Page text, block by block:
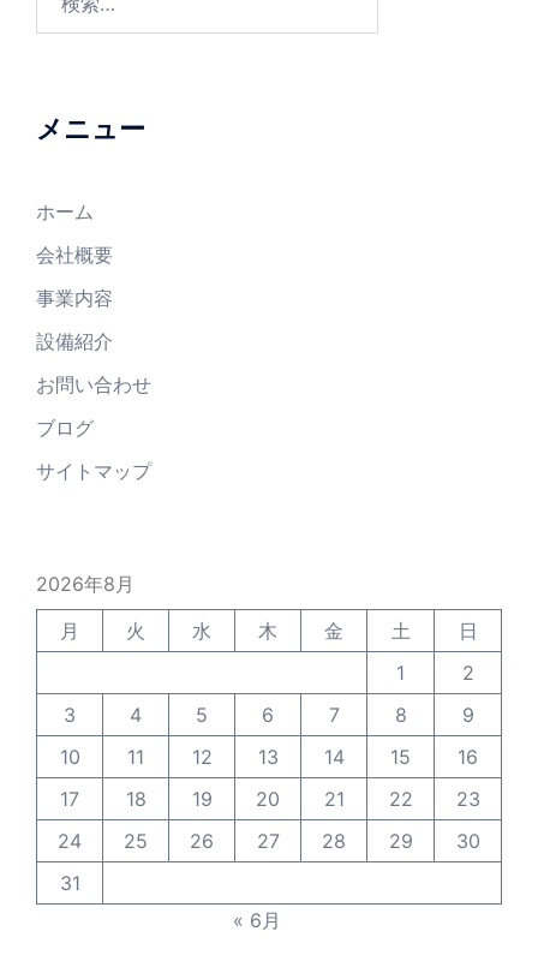
メニュー
ホーム
会社概要
事業内容
設備紹介
お問い合わせ
ブログ
サイトマップ
2026年8月
月
火 水 木 金 土
日
1
2
3
4 5 6 7 8
9
10
11 12 13 14 15
16
17
18 19 20 21 22
23
24
25 26 27 28 29
30
31
« 6月